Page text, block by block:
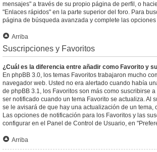
mensajes" a través de su propio página de perfil, o
"Enlaces rápidos" en la parte superior del foro. Para
página de búsqueda avanzada y complete las
Arriba
Suscripciones y Favoritos
¿Cuál es la diferencia entre añadir como Favorito y
En phpBB 3.0, los temas Favoritos trabajaron mucho
navegador web. Usted no era alertado cuando había
de phpBB 3.1, los Favoritos son más como suscribirse
ser notificado cuando un tema Favorito se actualiza. Al
se le avisará de que hay una actualización de un tema,
Las opciones de notificación para los Favoritos y las
configurar en el Panel de Control de Usuario, en
Arriba